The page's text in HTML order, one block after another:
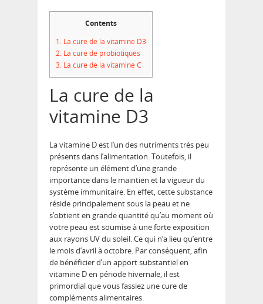
Contents
1. La cure de la vitamine D3
2. La cure de probiotiques
3. La cure de la vitamine C
La cure de la
vitamine D3
La vitamine D est l’un des nutriments très peu
présents dans l’alimentation. Toutefois, il
représente un élément d’une grande
importance dans le maintien et la vigueur du
système immunitaire. En effet, cette substance
réside principalement sous la peau et ne
s’obtient en grande quantité qu’au moment où
votre peau est soumise à une forte exposition
aux rayons UV du soleil. Ce qui n’a lieu qu’entre
le mois d’avril à octobre. Par conséquent, afin
de bénéficier d’un apport substantiel en
vitamine D en période hivernale, il est
primordial que vous fassiez une cure de
compléments alimentaires.